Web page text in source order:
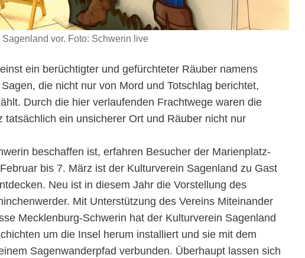
vor. Foto: Schwerin live
ein berüchtigter und gefürchteter Räuber namens
die nicht nur von Mord und Totschlag berichtet,
Durch die hier verlaufenden Frachtwege waren die
ein unsicherer Ort und Räuber nicht nur
beschaffen ist, erfahren Besucher der Marienplatz-
bis 7. März ist der Kulturverein Sagenland zu Gast
Neu ist in diesem Jahr die Vorstellung des
Mit Unterstützung des Vereins Miteinander
Mecklenburg-Schwerin hat der Kulturverein Sagenland
um die Insel herum installiert und sie mit dem
Sagenwanderpfad verbunden. Überhaupt lassen sich